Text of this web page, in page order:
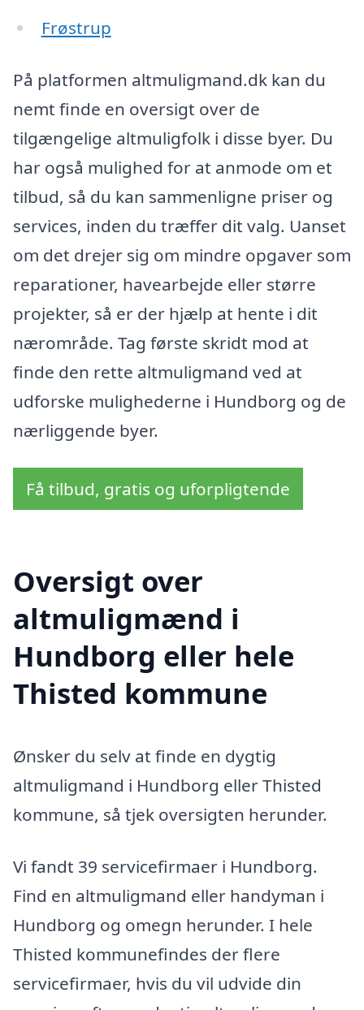
Frøstrup
På platformen altmuligmand.dk kan du
nemt finde en oversigt over de
tilgængelige altmuligfolk i disse byer. Du
har også mulighed for at anmode om et
tilbud, så du kan sammenligne priser og
services, inden du træffer dit valg. Uanset
om det drejer sig om mindre opgaver som
reparationer, havearbejde eller større
projekter, så er der hjælp at hente i dit
nærområde. Tag første skridt mod at
finde den rette altmuligmand ved at
udforske mulighederne i Hundborg og de
nærliggende byer.
Få tilbud, gratis og uforpligtende
Oversigt over
altmuligmænd i
Hundborg eller hele
Thisted kommune
Ønsker du selv at finde en dygtig
altmuligmand i Hundborg eller Thisted
kommune, så tjek oversigten herunder.
Vi fandt 39 servicefirmaer i Hundborg.
Find en altmuligmand eller handyman i
Hundborg og omegn herunder. I hele
Thisted kommunefindes der flere
servicefirmaer, hvis du vil udvide din